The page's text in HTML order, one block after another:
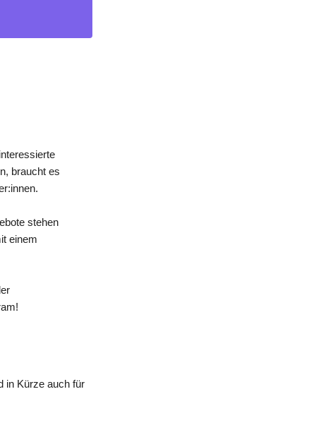
braucht es
stehen
einem
in Kürze auch für